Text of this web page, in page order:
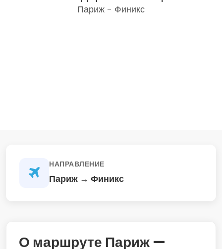
Париж - Финикс
НАПРАВЛЕНИЕ
Париж → Финикс
О маршруте Париж —